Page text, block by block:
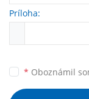
Príloha:
* Oboznámil